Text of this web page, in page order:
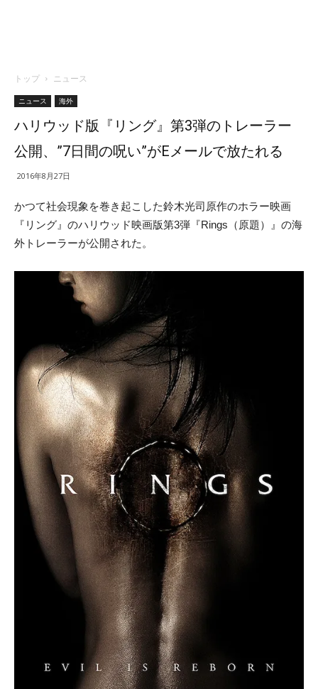
トップ ニュース
ニュース 海外
ハリウッド版『リング』第3弾のトレーラー
公開、”7日間の呪い”がEメールで放たれる
2016年8月27日
かつて社会現象を巻き起こした鈴木光司原作のホラー映画
『リング』のハリウッド映画版第3弾『Rings（原題）』の海
外トレーラーが公開された。